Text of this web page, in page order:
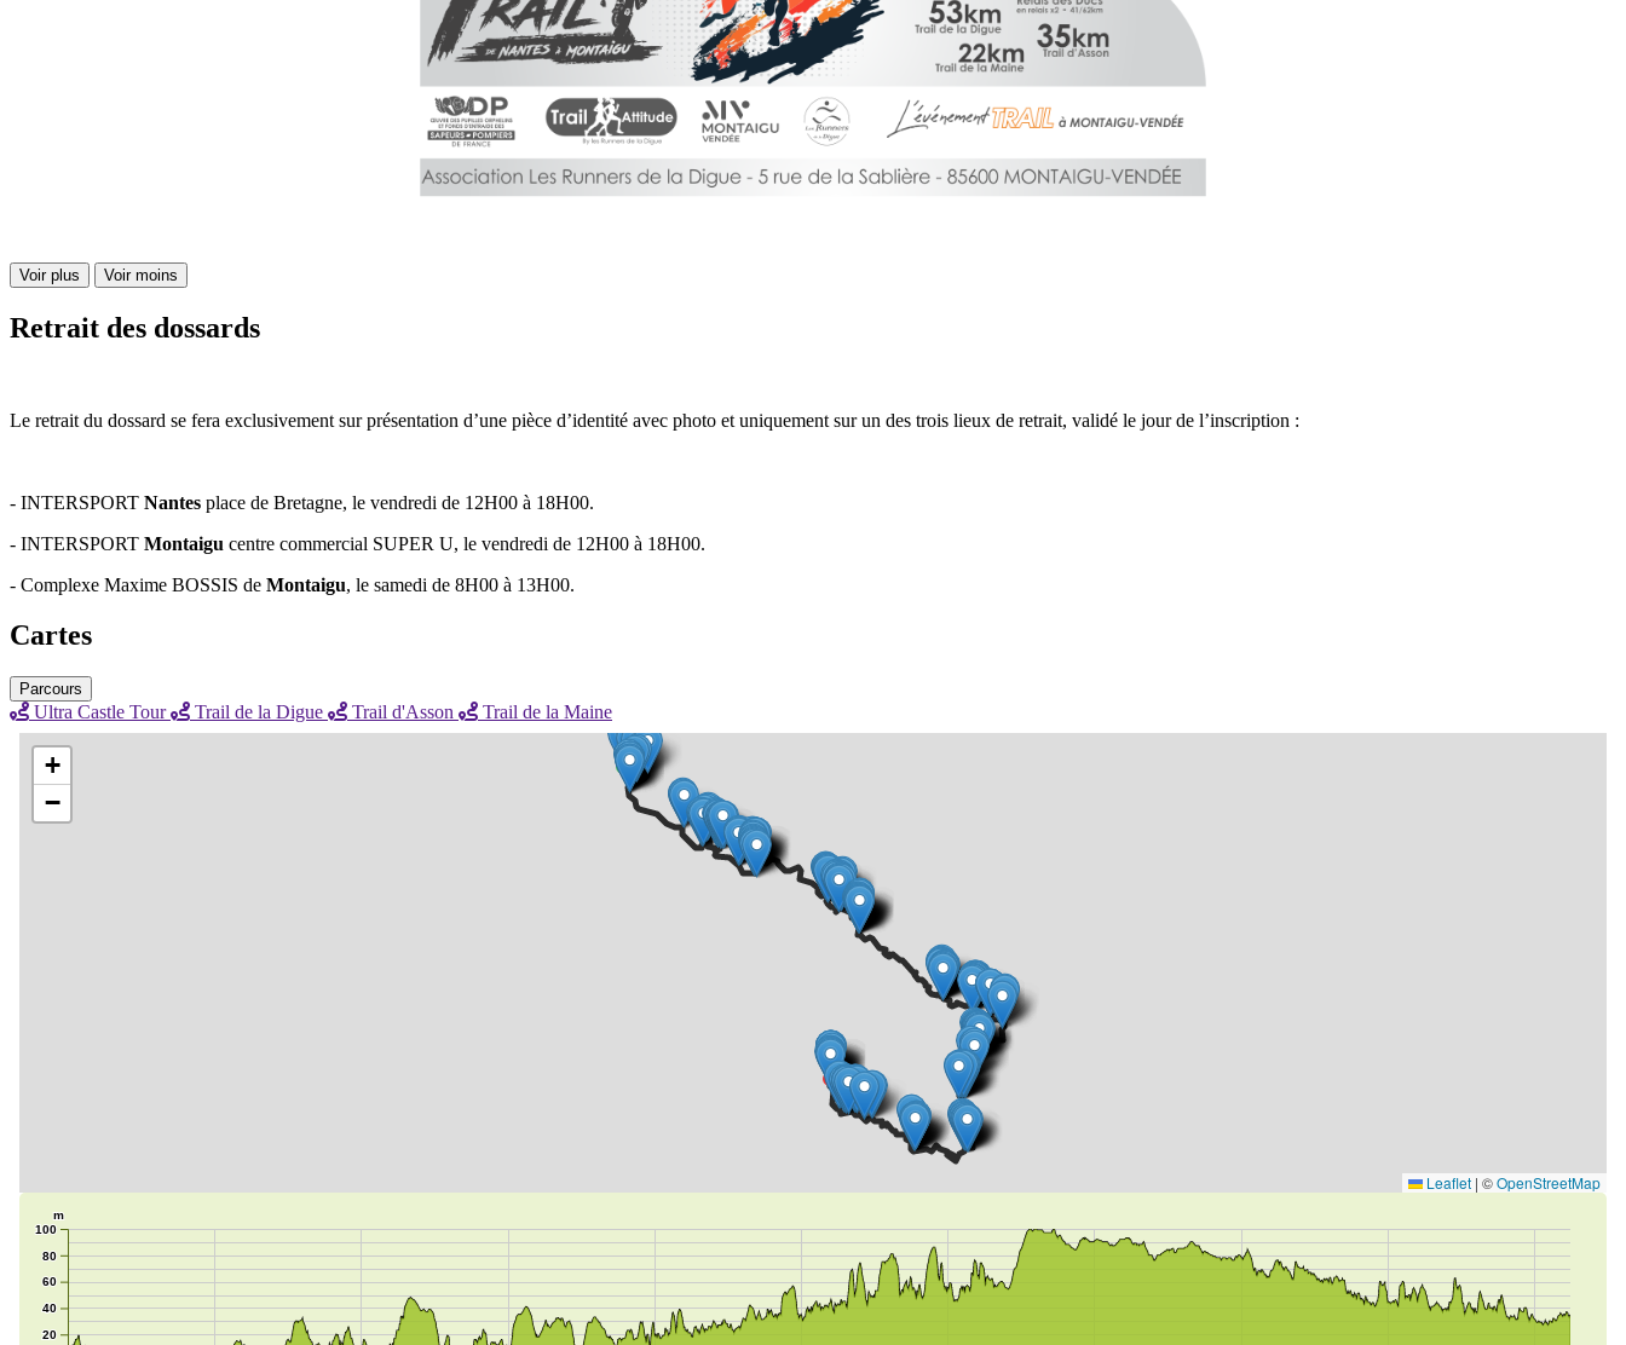
Voir plus Voir moins
Retrait des dossards
Le retrait du dossard se fera exclusivement sur présentation d’une pièce d’identité avec photo et uniquement sur un des trois lieux de retrait, validé le jour de l’inscription :
- INTERSPORT Nantes place de Bretagne, le vendredi de 12H00 à 18H00.
- INTERSPORT Montaigu centre commercial SUPER U, le vendredi de 12H00 à 18H00.
- Complexe Maxime BOSSIS de Montaigu, le samedi de 8H00 à 13H00.
Cartes
Parcours
Ultra Castle Tour Trail de la Digue Trail d'Asson Trail de la Maine